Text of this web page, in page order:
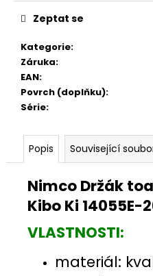
Kategorie:
Záruka:
EAN:
Povrch (doplňku):
Série:
Zeptat se
Popis Související
Nimco Držák
Kibo Ki 14055E-
VLASTNOSTI:
materiál: